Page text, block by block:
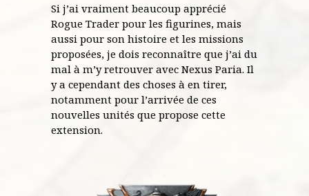
Si j’ai vraiment beaucoup apprécié
Rogue Trader pour les figurines, mais
aussi pour son histoire et les missions
proposées, je dois reconnaître que j’ai du
mal à m’y retrouver avec Nexus Paria. Il
y a cependant des choses à en tirer,
notamment pour l’arrivée de ces
nouvelles unités que propose cette
extension.